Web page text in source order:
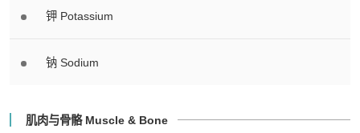
钾 Potassium
钠 Sodium
肌肉与骨骼 Muscle & Bone